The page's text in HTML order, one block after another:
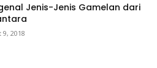
Jenis-Jenis Gamelan dari
9, 2018